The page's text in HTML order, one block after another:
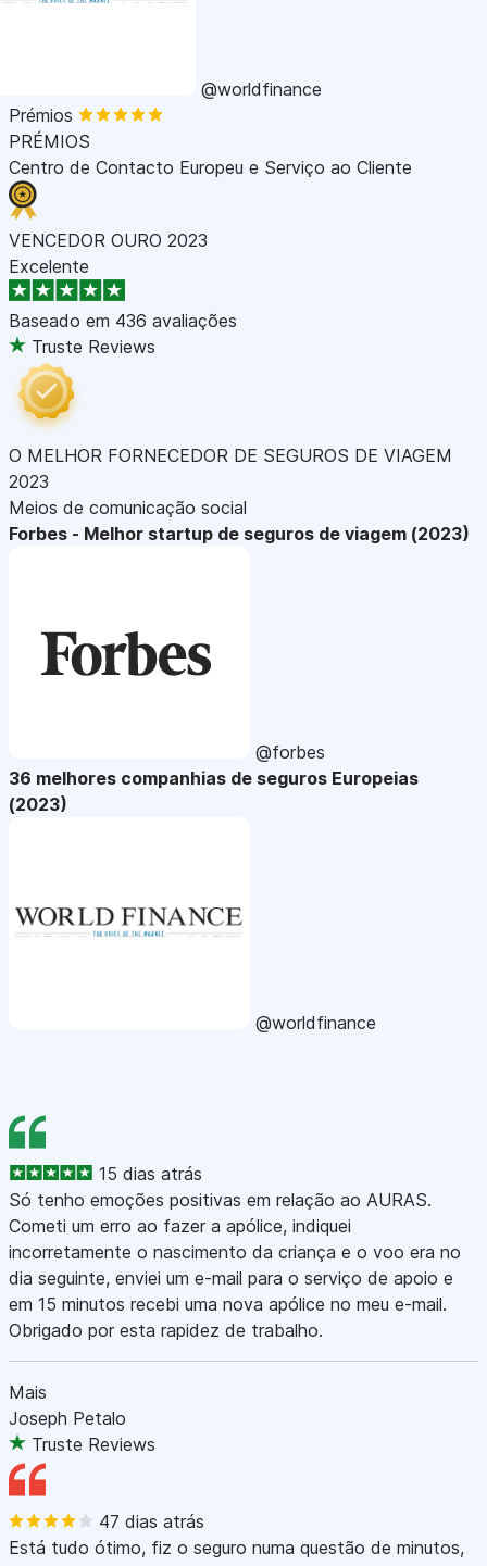
@worldfinance
Prémios
PRÉMIOS
Centro de Contacto Europeu e Serviço ao Cliente
VENCEDOR OURO 2023
Excelente
Baseado em 436 avaliações
Truste Reviews
O MELHOR FORNECEDOR DE SEGUROS DE VIAGEM
2023
Meios de comunicação social
Forbes - Melhor startup de seguros de viagem (2023)
@forbes
36 melhores companhias de seguros Europeias
(2023)
@worldfinance
15 dias atrás
Só tenho emoções positivas em relação ao AURAS.
Cometi um erro ao fazer a apólice, indiquei
incorretamente o nascimento da criança e o voo era no
dia seguinte, enviei um e-mail para o serviço de apoio e
em 15 minutos recebi uma nova apólice no meu e-mail.
Obrigado por esta rapidez de trabalho.
Mais
Joseph Petalo
Truste Reviews
47 dias atrás
Está tudo ótimo, fiz o seguro numa questão de minutos,